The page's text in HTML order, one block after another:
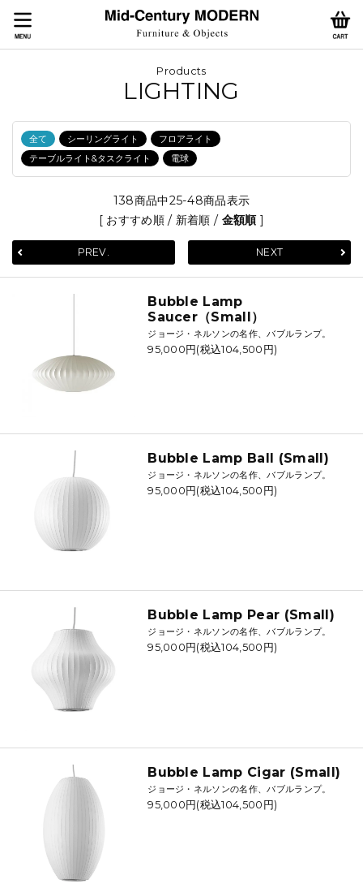
Products
LIGHTING
全て シーリングライト
フロアライト
テーブルライト&タスクライト
電球
138商品中25-48商品表示
[ おすすめ順/ 新着順 / 金額順]
PREV. NEXT
Bubble Lamp
Saucer（Small）
ジョージ・ネルソンの名作、バブルランプ。
95,000円(税込104,500円)
Bubble Lamp Ball (Small)
ジョージ・ネルソンの名作、バブルランプ。
95,000円(税込104,500円)
Bubble Lamp Pear (Small)
ジョージ・ネルソンの名作、バブルランプ。
95,000円(税込104,500円)
Bubble Lamp Cigar (Small)
ジョージ・ネルソンの名作、バブルランプ。
95,000円(税込104,500円)